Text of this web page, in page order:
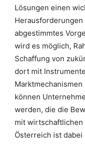
Lösungen einen
abgestimmtes
wird es möglich,
Schaffung von
dort mit
können
werden, die die
mit wirtschaftlichen
Österreich ist